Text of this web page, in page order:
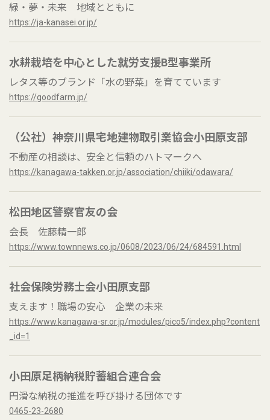
緑・夢・未来 地域とともに
https://ja-kanasei.or.jp/
水耕栽培を中心とした就労支援B型事業所
レタス等のブランド「水の野菜」を育てています
https://goodfarm.jp/
（公社）神奈川県宅地建物取引業協会小田原支部
不動産の相談は、安全と信頼のハトマークへ
https://kanagawa-takken.or.jp/association/chiiki/odawara/
松田地区警察官友の会
会長 佐藤精一郎
https://www.townnews.co.jp/0608/2023/06/24/684591.html
社会保険労務士会小田原支部
支えます！職場の安心 企業の未来
https://www.kanagawa-sr.or.jp/modules/pico5/index.php?content
_id=1
小田原足柄納税貯蓄組合連合会
円滑な納税の推進を呼び掛ける団体です
0465-23-2680